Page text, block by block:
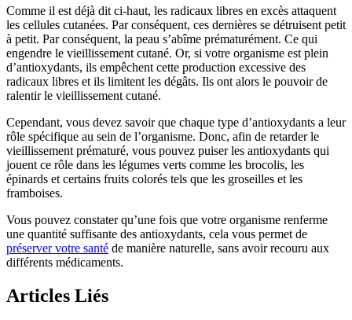
Comme il est déjà dit ci-haut, les radicaux libres en excès attaquent
les cellules cutanées. Par conséquent, ces dernières se détruisent petit
à petit. Par conséquent, la peau s’abîme prématurément. Ce qui
engendre le vieillissement cutané. Or, si votre organisme est plein
d’antioxydants, ils empêchent cette production excessive des
radicaux libres et ils limitent les dégâts. Ils ont alors le pouvoir de
ralentir le vieillissement cutané.
Cependant, vous devez savoir que chaque type d’antioxydants a leur
rôle spécifique au sein de l’organisme. Donc, afin de retarder le
vieillissement prématuré, vous pouvez puiser les antioxydants qui
jouent ce rôle dans les légumes verts comme les brocolis, les
épinards et certains fruits colorés tels que les groseilles et les
framboises.
Vous pouvez constater qu’une fois que votre organisme renferme
une quantité suffisante des antioxydants, cela vous permet de
préserver votre santé de manière naturelle, sans avoir recouru aux
différents médicaments.
Articles Liés